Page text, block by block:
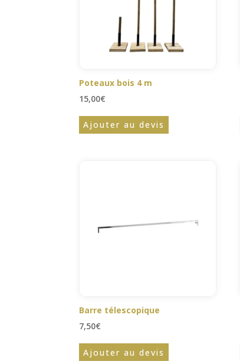
Poteaux bois 4 m
15,00€
Ajouter au devis
Barre télescopique
7,50€
Ajouter au devis